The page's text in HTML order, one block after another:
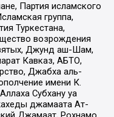
Партия исламского
группа,
Туркестана,
возрождения
Джунд аш-Шам,
Кавказ, АБТО,
Джабха аль-
имени К.
Субхану уа
джамаата Ат-